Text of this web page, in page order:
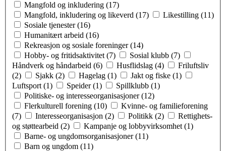
Mangfold og inkludering (17)
Mangfold, inkludering og likeverd (17)
Likestilling (11)
Sosiale tjenester (16)
Humanitært arbeid (16)
Rekreasjon og sosiale foreninger (14)
Hobby- og fritidsaktivitet (7)
Sosial klubb (7)
Håndverk og håndarbeid (6)
Husflidslag (4)
Friluftsliv
(2)
Sjakk (2) Hagelag (1)
Jakt og fiske (1)
Luftsport (1)
Speider (1)
Spillklubb (1)
Politiske- og interesseorganisasjoner (12)
Flerkulturell forening (10)
Kvinne- og familieforening
(7)
Interesseorganisasjon (2) Politikk (2)
Rettighets-
og støttearbeid (2)
Kampanje og lobbyvirksomhet (1)
Barne- og ungdomsorganisasjoner (11)
Barn og ungdom (11)